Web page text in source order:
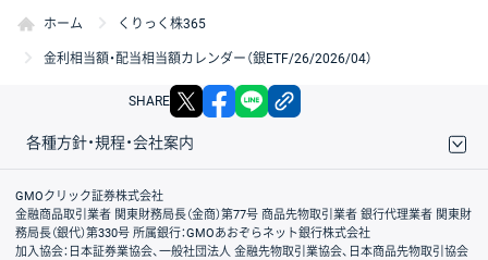
ホーム くりっく株365
金利相当額・配当相当額カレンダー（銀ETF/26/2026/04）
SHARE X facebook
各種方針・規程・会社案内
取引規程・約款
サイトマップ
その他のご案内
個人情報保護方針
最良執行方針
サイトのご利用について
ディスクレイマー
信託保全
リスク説明
会社案内
GMOクリック証券株式会社
金融商品取引業者 関東財務局長（金商）第77号 商品先物取引業者 銀行代理業者 関東財
務局長（銀代）第330号 所属銀行：GMOあおぞらネット銀行株式会社
加入協会：日本証券業協会、一般社団法人 金融先物取引業協会、日本商品先物取引協会